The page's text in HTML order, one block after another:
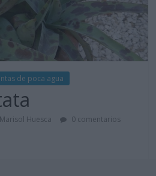
de poca agua
Marisol Huesca
0 comentarios